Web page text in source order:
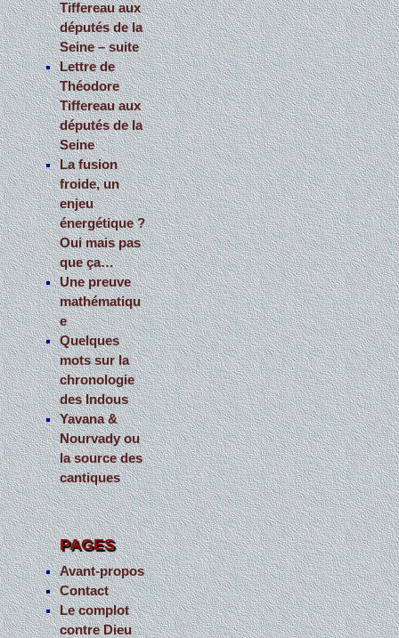
Tiffereau aux
députés de la
Seine – suite
Lettre de
Théodore
Tiffereau aux
députés de la
Seine
La fusion
froide, un
enjeu
énergétique ?
Oui mais pas
que ça…
Une preuve
mathématiqu
e
Quelques
mots sur la
chronologie
des Indous
Yavana &
Nourvady ou
la source des
cantiques
PAGES
Avant-propos
Contact
Le complot
contre Dieu